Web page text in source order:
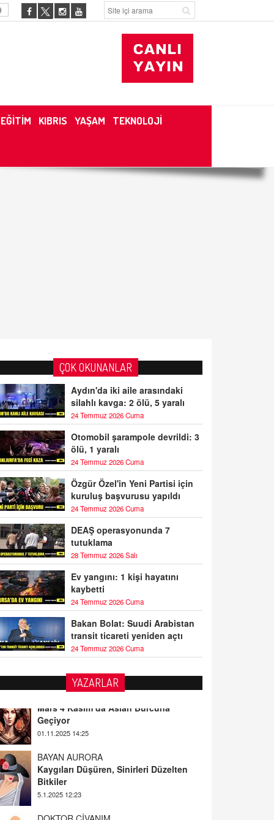
EĞİTİM KIBRIS YAŞAM TEKNOLOJİ
ÇOK OKUNANLAR
Aydın'da iki aile arasındaki
silahlı kavga: 2 ölü, 5 yaralı
24 Temmuz 2026 Cuma
Otomobil şarampole devrildi: 3
ölü, 1 yaralı
24 Temmuz 2026 Cuma
Özgür Özel'in Yeni Partisi için
kuruluş başvurusu yapıldı
24 Temmuz 2026 Cuma
DEAŞ operasyonunda 7
tutuklama
28 Temmuz 2026 Salı
Ev yangını: 1 kişi hayatını
kaybetti
24 Temmuz 2026 Cuma
Bakan Bolat: Suudi Arabistan
transit ticareti yeniden açtı
24 Temmuz 2026 Cuma
YAZARLAR
BAYAN AURORA
Kaygıları Düşüren, Sinirleri Düzelten
Bitkiler
5.1.2025 12:23
DOKTOR CİVANIM
Mastürbasyon ve Tatmin: Bir Keşif
Yolculuğu
13.11.2024 22:51